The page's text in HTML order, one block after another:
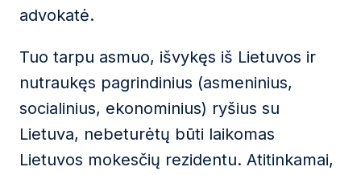
advokatė.
Tuo tarpu asmuo, išvykęs iš Lietuvos ir
nutraukęs pagrindinius (asmeninius,
socialinius, ekonominius) ryšius su
Lietuva, nebeturėtų būti laikomas
Lietuvos mokesčių rezidentu. Atitinkamai,